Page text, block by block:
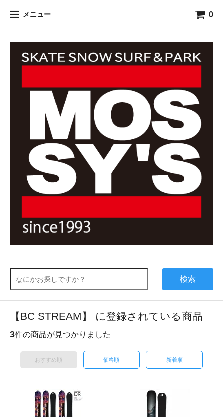
メニュー 0
検索
【BC STREAM】 に登録されている商品
3件の商品が見つかりました
おすすめ順 価格順 新着順